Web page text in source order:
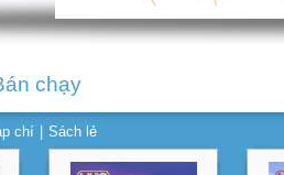
chạy
chí Sách lẻ